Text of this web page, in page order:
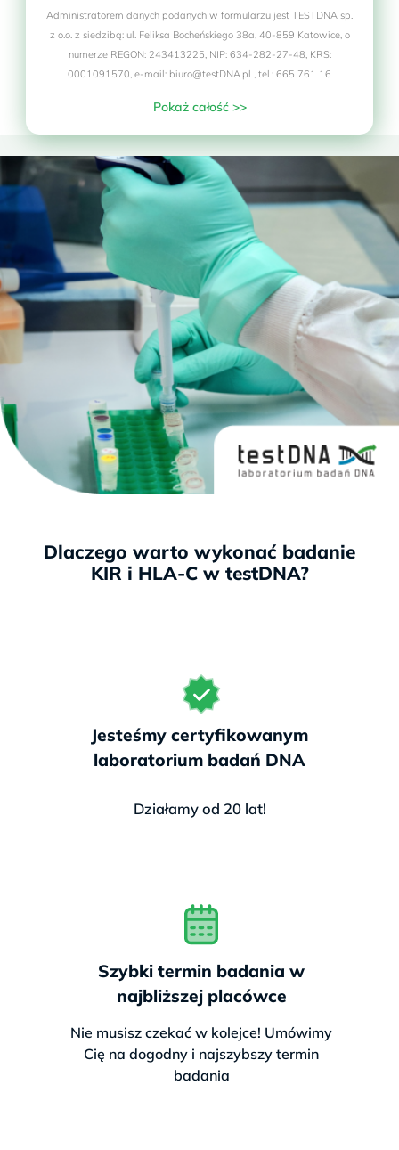
Badanie w placówce:pobranie
przez personel
W placówce do ceny badania doliczany
osoby).
HLA-C
KIR 577 zł
PakietKIR + HLA-C 956 zł
★ Dla par
Pakiet dla pary
KIR + 2x HLA-C
Pełniejsza ocena, bo liczy się
połączenie wyników obojga
1412 zł
Zarezerwuj termin w placówce
Administratorem danych podanych w formularzu jest TESTDNA sp.
z o.o. z siedzibą: ul. Feliksa Bocheńskiego 38a, 40-859 Katowice, o
numerze REGON: 243413225, NIP: 634-282-27-48, KRS:
0001091570, e-mail: biuro@testDNA.pl , tel.: 665 761 16
Pokaż całość >>
Dlaczego warto wykonać badanie
KIR i HLA-C w testDNA?
Jesteśmy certyfikowanym
laboratorium badań DNA
Działamy od 20 lat!
Szybki termin badania w
najbliższej placówce
Nie musisz czekać w kolejce! Umówimy
Cię na dogodny i najszybszy termin
badania